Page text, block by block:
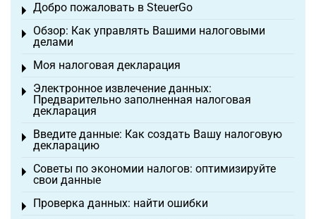
Добро пожаловать в SteuerGo
Toggle menu
Обзор: Как управлять Вашими налоговыми
делами
Toggle menu
Моя налоговая декларация
Toggle menu
Электронное извлечение данных:
Предварительно заполненная налоговая
декларация
Toggle menu
Введите данные: Как создать Вашу налоговую
декларацию
Toggle menu
Советы по экономии налогов: оптимизируйте
свои данные
Toggle menu
Проверка данных: найти ошибки
Toggle menu